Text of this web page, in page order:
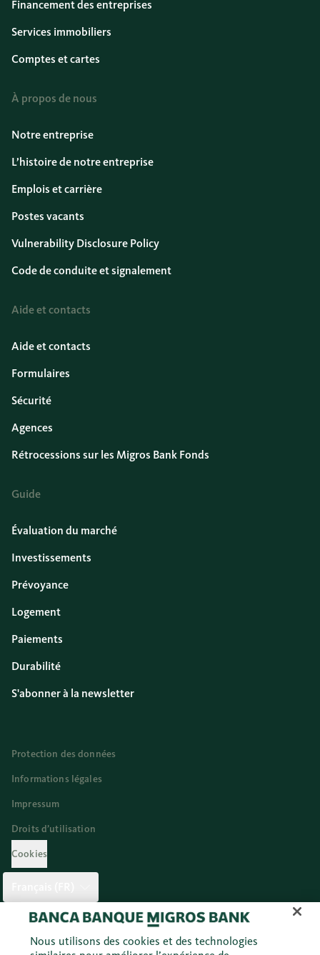
Financement des entreprises
Services immobiliers
Comptes et cartes
À propos de nous
Notre entreprise
L’histoire de notre entreprise
Emplois et carrière
Postes vacants
Vulnerability Disclosure Policy
Code de conduite et signalement
Aide et contacts
Aide et contacts
Formulaires
Sécurité
Agences
Rétrocessions sur les Migros Bank Fonds
Guide
Évaluation du marché
Investissements
Prévoyance
Logement
Paiements
Durabilité
S'abonner à la newsletter
Protection des données
Informations légales
Impressum
Droits d’utilisation
Cookies
Twitter Facebook Instagram Youtube
Nous utilisons des cookies et des technologies